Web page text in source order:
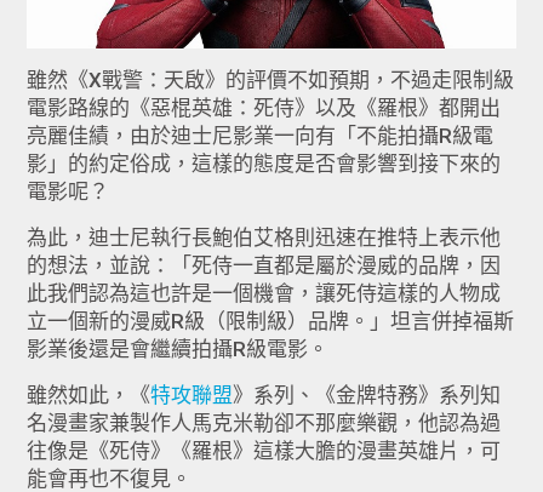
雖然《X戰警：天啟》的評價不如預期，不過走限制級
電影路線的《惡棍英雄：死侍》以及《羅根》都開出
亮麗佳績，由於迪士尼影業一向有「不能拍攝R級電
影」的約定俗成，這樣的態度是否會影響到接下來的
電影呢？
為此，迪士尼執行長鮑伯艾格則迅速在推特上表示他
的想法，並說：「死侍一直都是屬於漫威的品牌，因
此我們認為這也許是一個機會，讓死侍這樣的人物成
立一個新的漫威R級（限制級）品牌。」坦言併掉福斯
影業後還是會繼續拍攝R級電影。
雖然如此，《特攻聯盟》系列、《金牌特務》系列知
名漫畫家兼製作人馬克米勒卻不那麼樂觀，他認為過
往像是《死侍》《羅根》這樣大膽的漫畫英雄片，可
能會再也不復見。